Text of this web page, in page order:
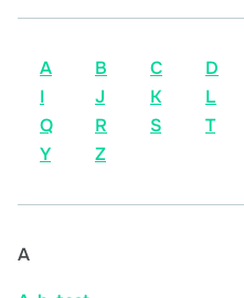
A B C D
I
J K L
Q
R S T
Y
Z
A